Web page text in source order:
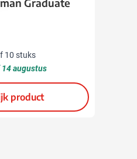
10 stuks
14 augustus
product